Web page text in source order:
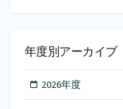
年度別アーカイブ
2026年度